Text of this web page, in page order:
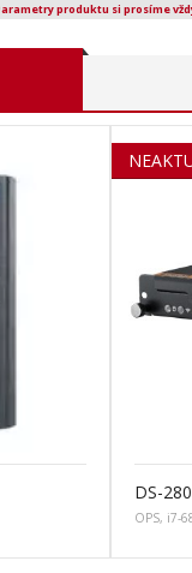
produktu si prosíme
SOLD
DS-
OPS, i7-